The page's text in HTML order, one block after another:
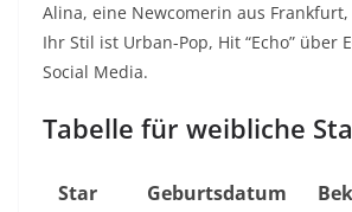
Alina, eine Newcomerin aus
Ihr Stil ist Urban-Pop, Hit “Echo” über
Social Media.
Tabelle für weibliche
Star
Geburtsdatum